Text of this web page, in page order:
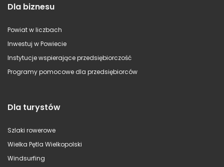
Dla biznesu
Powiat w liczbach
Inwestuj w Powiecie
Instytucje wspierające przedsiębiorczość
Programy pomocowe dla przedsiębiorców
Dla turystów
Szlaki rowerowe
Wielka Pętla Wielkopolski
Windsurfing